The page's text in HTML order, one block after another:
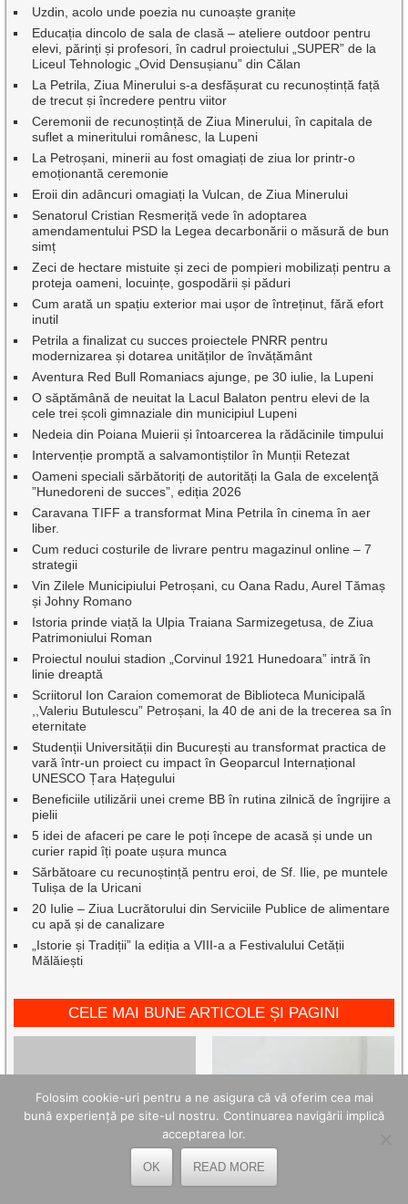
Uzdin, acolo unde poezia nu cunoaște granițe
Educația dincolo de sala de clasă – ateliere outdoor pentru
elevi, părinți și profesori, în cadrul proiectului „SUPER” de la
Liceul Tehnologic „Ovid Densușianu” din Călan
La Petrila, Ziua Minerului s-a desfășurat cu recunoștință față
de trecut și încredere pentru viitor
Ceremonii de recunoștință de Ziua Minerului, în capitala de
suflet a mineritului românesc, la Lupeni
La Petroșani, minerii au fost omagiați de ziua lor printr-o
emoționantă ceremonie
Eroii din adâncuri omagiați la Vulcan, de Ziua Minerului
Senatorul Cristian Resmeriță vede în adoptarea
amendamentului PSD la Legea decarbonării o măsură de bun
simț
Zeci de hectare mistuite și zeci de pompieri mobilizați pentru a
proteja oameni, locuințe, gospodării și păduri
Cum arată un spațiu exterior mai ușor de întreținut, fără efort
inutil
Petrila a finalizat cu succes proiectele PNRR pentru
modernizarea și dotarea unităților de învățământ
Aventura Red Bull Romaniacs ajunge, pe 30 iulie, la Lupeni
O săptămână de neuitat la Lacul Balaton pentru elevi de la
cele trei școli gimnaziale din municipiul Lupeni
Nedeia din Poiana Muierii și întoarcerea la rădăcinile timpului
Intervenție promptă a salvamontiștilor în Munții Retezat
Oameni speciali sărbătoriți de autorități la Gala de excelenţă
”Hunedoreni de succes”, ediția 2026
Caravana TIFF a transformat Mina Petrila în cinema în aer
liber.
Cum reduci costurile de livrare pentru magazinul online – 7
strategii
Vin Zilele Municipiului Petroșani, cu Oana Radu, Aurel Tămaș
și Johny Romano
Istoria prinde viață la Ulpia Traiana Sarmizegetusa, de Ziua
Patrimoniului Roman
Proiectul noului stadion „Corvinul 1921 Hunedoara” intră în
linie dreaptă
Scriitorul Ion Caraion comemorat de Biblioteca Municipală
,,Valeriu Butulescu” Petroșani, la 40 de ani de la trecerea sa în
eternitate
Studenții Universității din București au transformat practica de
vară într-un proiect cu impact în Geoparcul Internațional
UNESCO Țara Hațegului
Beneficiile utilizării unei creme BB în rutina zilnică de îngrijire a
pielii
5 idei de afaceri pe care le poți începe de acasă și unde un
curier rapid îți poate ușura munca
Sărbătoare cu recunoștință pentru eroi, de Sf. Ilie, pe muntele
Tulișa de la Uricani
20 Iulie – Ziua Lucrătorului din Serviciile Publice de alimentare
cu apă și de canalizare
„Istorie și Tradiții” la ediția a VIII-a a Festivalului Cetății
Mălăiești
CELE MAI BUNE ARTICOLE ȘI PAGINI
Folosim cookie-uri pentru a ne asigura că vă oferim cea mai
bună experiență pe site-ul nostru. Continuarea navigării implică
acceptarea lor.
OK READ MORE